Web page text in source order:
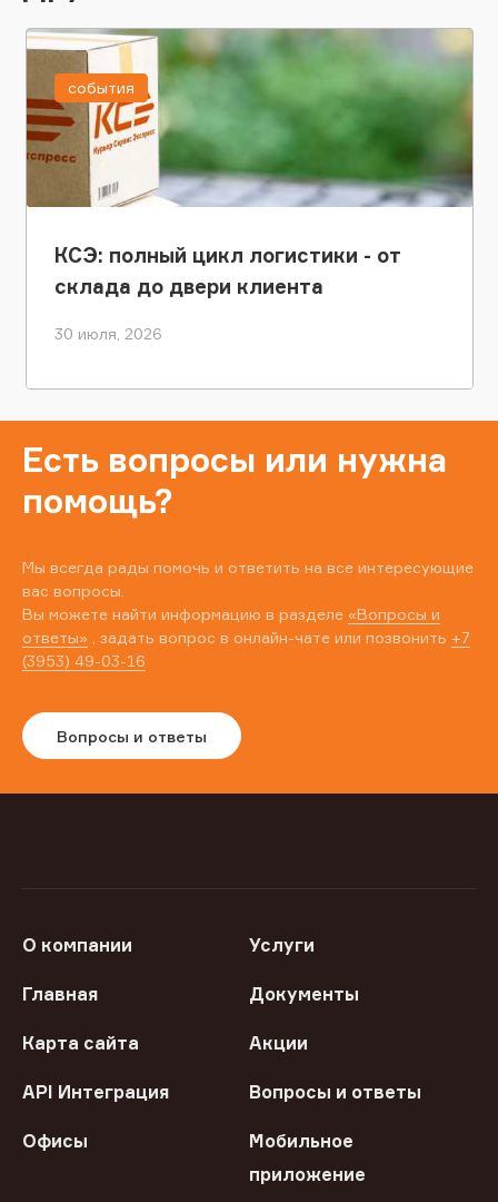
КСЭ: полный цикл логистики - от
склада до двери клиента
30 июля, 2026
события
Есть вопросы или нужна
помощь?
Мы всегда рады помочь и ответить на все интересующие
вас вопросы.
Вы можете найти информацию в разделе «Вопросы и
ответы» , задать вопрос в онлайн-чате или позвонить +7
(3953) 49-03-16
Вопросы и ответы
О компании Услуги
Главная Документы
Карта сайта Акции
API Интеграция Вопросы и ответы
Офисы
Мобильное
приложение